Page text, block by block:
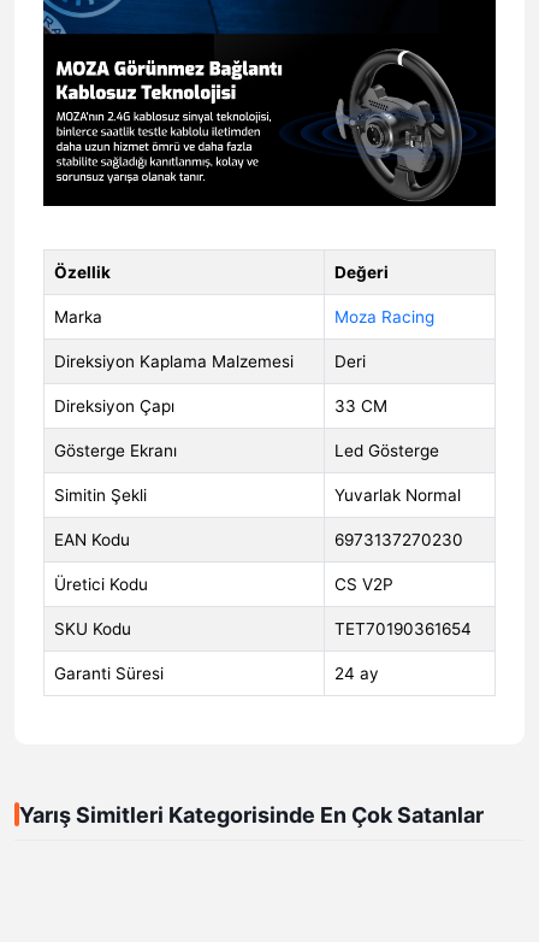
Özellik Değeri
Marka Moza Racing
Direksiyon Kaplama Malzemesi Deri
Direksiyon Çapı 33 CM
Gösterge Ekranı Led Gösterge
Simitin Şekli Yuvarlak Normal
EAN Kodu 6973137270230
Üretici Kodu CS V2P
SKU Kodu TET70190361654
Garanti Süresi 24 ay
Yarış Simitleri Kategorisinde En Çok Satanlar